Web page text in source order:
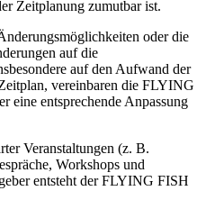
Zeitplanung zumutbar ist.
oder die
auf die
auf den Aufwand der
vereinbaren die FLYING
eine entsprechende Anpassung
Veranstaltungen (z. B.
Workshops und
entsteht der FLYING FISH